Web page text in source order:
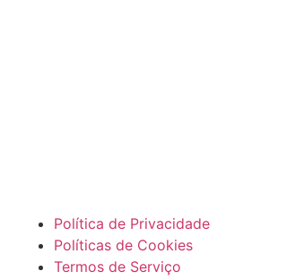
Política de Privacidade
Políticas de Cookies
Termos de Serviço